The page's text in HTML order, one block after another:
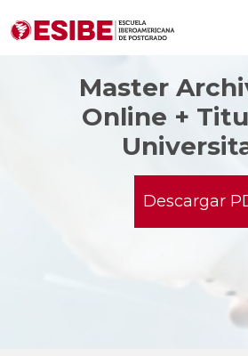
Master
Online +
Descargar